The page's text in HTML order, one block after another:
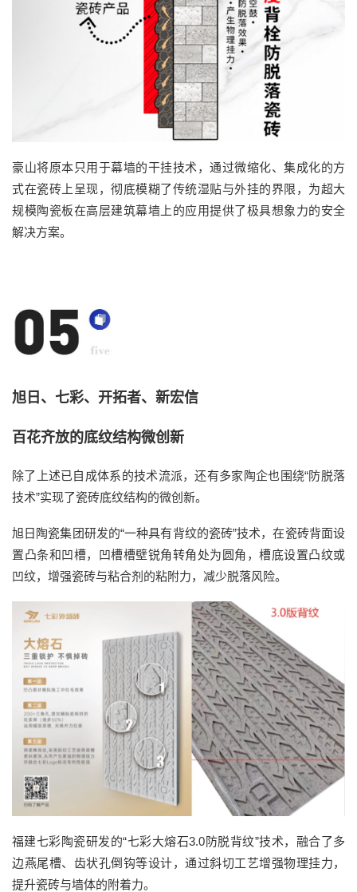
豪山将原本只用于幕墙的干挂技术，通过微缩化、集成化的方
式在瓷砖上呈现， 彻底模糊了传统湿贴与外挂的界限，为超大
规模陶瓷板在高层建筑幕墙上的应用提供了极具想象力的安全
解决方案。
旭日、七彩、开拓者、新宏信
百花齐放的底纹结构微创新
除了上述已自 成体系的技术流派，还有多家陶企也围绕“防脱落
技术”实现了瓷砖底纹结构的微创新。
旭日陶瓷集团研发的“一种具有背纹的瓷砖”技术，在瓷砖背面设
置凸条和凹槽，凹槽槽壁锐角转角处为圆角，槽底设置凸纹或
凹纹，增强瓷砖与粘合剂的粘附力，减少脱落风险。
福建七彩陶瓷研发的“七彩大熔石3.0防脱背纹”技术， 融合了多
边燕尾槽、齿状孔倒钩等设计，通过斜切工艺增强物理挂力，
提升瓷砖与墙体的附着力。